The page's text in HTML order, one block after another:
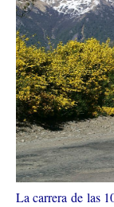
La carrera de las